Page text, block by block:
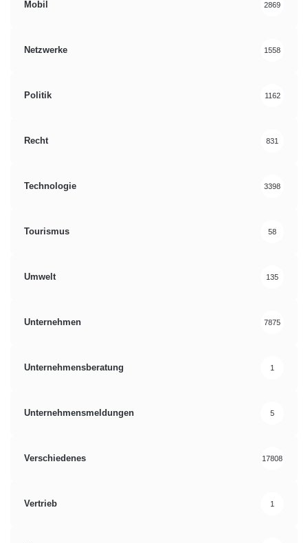
Mobil 2869
Netzwerke 1558
Politik 1162
Recht 831
Technologie 3398
Tourismus 58
Umwelt 135
Unternehmen 7875
Unternehmensberatung 1
Unternehmensmeldungen 5
Verschiedenes 17808
Vertrieb 1